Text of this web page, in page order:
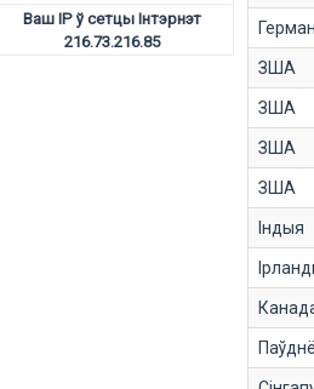
Ваш IP ў сетцы Інтэрнэт
216.73.216.85
ЗША
ЗША
ЗША
ЗША
Індыя